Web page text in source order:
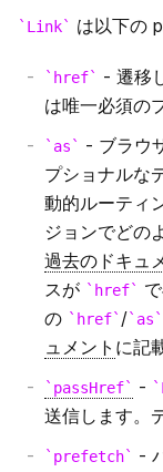
Codemods
Source
国際化され
Output File
Security
React 18
環境変数
Base Path
Rewrites
Redirects
独自のヘッ
独自のペー
アセットプ
webpackの
圧縮
Link は以下の
href
- 遷移
は唯一必須の
as
- ブラウ
プショナルな
動的ルーティ
ジョンでどの
過去のドキュ
スが
href
の
href / as
ュメント に記
passHref -
送信します。
prefetch
-